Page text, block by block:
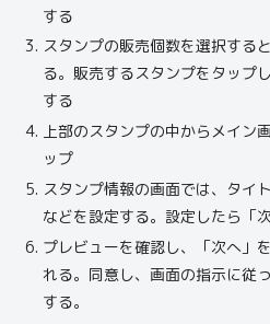
する
スタンプの販売個数を選択する
る。販売するスタンプをタップ
する
上部のスタンプの中からメイン
ップ
スタンプ情報の画面では、タイ
などを設定する。設定したら「
プレビューを確認し、「次へ」
れる。同意し、画面の指示に従
する。